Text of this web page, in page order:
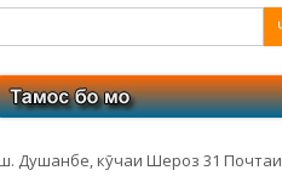
Душанбе, кӯчаи Шероз 31 Почтаи